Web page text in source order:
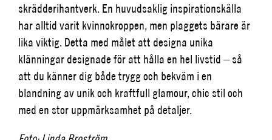
skrädderihantverk. En huvudsaklig inspirationskälla
har alltid varit kvinnokroppen, men plaggets bärare är
lika viktig. Detta med målet att designa unika
klänningar designade för att hålla en hel livstid – så
att du känner dig både trygg och bekväm i en
blandning av unik och kraftfull glamour, chic stil och
med en stor uppmärksamhet på detaljer.